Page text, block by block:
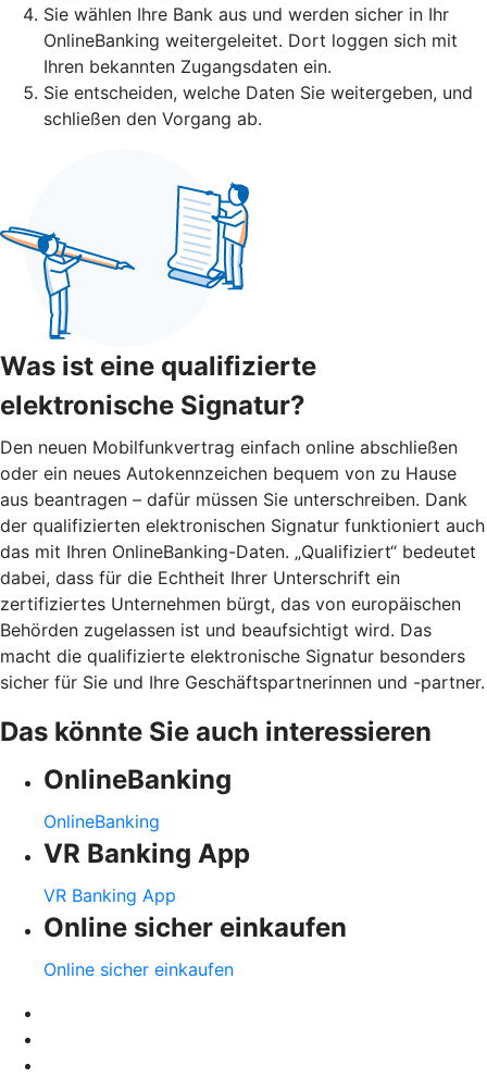
Sie wählen Ihre Bank aus und werden sicher in Ihr
OnlineBanking weitergeleitet. Dort loggen sich mit
Ihren bekannten Zugangsdaten ein.
Sie entscheiden, welche Daten Sie weitergeben, und
schließen den Vorgang ab.
Was ist eine qualifizierte
elektronische Signatur?
Den neuen Mobilfunkvertrag einfach online abschließen
oder ein neues Autokennzeichen bequem von zu Hause
aus beantragen – dafür müssen Sie unterschreiben. Dank
der qualifizierten elektronischen Signatur funktioniert auch
das mit Ihren OnlineBanking-Daten. „Qualifiziert“ bedeutet
dabei, dass für die Echtheit Ihrer Unterschrift ein
zertifiziertes Unternehmen bürgt, das von europäischen
Behörden zugelassen ist und beaufsichtigt wird. Das
macht die qualifizierte elektronische Signatur besonders
sicher für Sie und Ihre Geschäftspartnerinnen und -partner.
Das könnte Sie auch interessieren
OnlineBanking
OnlineBanking
VR Banking App
VR Banking App
Online sicher einkaufen
Online sicher einkaufen